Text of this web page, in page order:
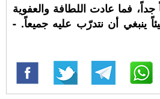
جداً، فما عادت اللطافة والعفوية
ينبغي أن نتدرّب عليه جميعاً. -